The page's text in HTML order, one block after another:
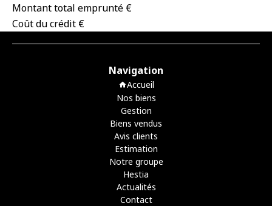
Montant total emprunté €
Coût du crédit €
Navigation
Accueil
Nos biens
Gestion
Biens vendus
Avis clients
Estimation
Notre groupe
Hestia
Actualités
Contact